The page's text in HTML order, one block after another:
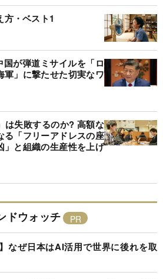
方・ベスト1
が弾道ミサイルを「ロ
」に撃たせた切実なワ
は失敗するのか? 高額な
る「フリーアドレスの座
」と組織の生産性を上げ
ドウォッチ
なぜ日本はAI活用で世界に後れを取